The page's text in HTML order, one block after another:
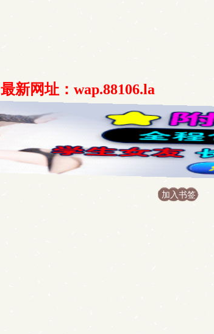
最新网址：wap.88106.la
加入书签